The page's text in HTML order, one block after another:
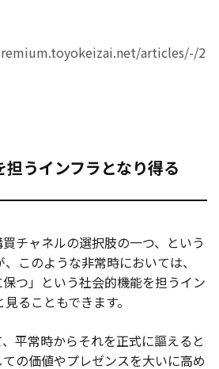
articles/-/2
担うインフラとなり得る
チャネルの選択肢の一つ、という
このような非常時においては、
保つ」という社会的機能を担うイン
ることもできます。
平常時からそれを正式に謳えると
の価値やプレゼンスを大いに高め